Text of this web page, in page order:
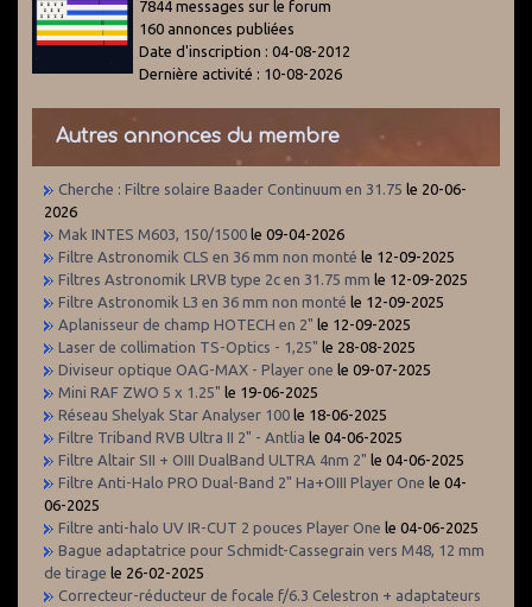
7844 messages sur le forum
160 annonces publiées
Date d'inscription : 04-08-2012
Dernière activité : 10-08-2026
Autres annonces du membre
Cherche : Filtre solaire Baader Continuum en 31.75 le 20-06-
2026
Mak INTES M603, 150/1500 le 09-04-2026
Filtre Astronomik CLS en 36 mm non monté le 12-09-2025
Filtres Astronomik LRVB type 2c en 31.75 mm le 12-09-2025
Filtre Astronomik L3 en 36 mm non monté le 12-09-2025
Aplanisseur de champ HOTECH en 2" le 12-09-2025
Laser de collimation TS-Optics - 1,25" le 28-08-2025
Diviseur optique OAG-MAX - Player one le 09-07-2025
Mini RAF ZWO 5 x 1.25" le 19-06-2025
Réseau Shelyak Star Analyser 100 le 18-06-2025
Filtre Triband RVB Ultra II 2" - Antlia le 04-06-2025
Filtre Altair SII + OIII DualBand ULTRA 4nm 2" le 04-06-2025
Filtre Anti-Halo PRO Dual-Band 2" Ha+OIII Player One le 04-
06-2025
Filtre anti-halo UV IR-CUT 2 pouces Player One le 04-06-2025
Bague adaptatrice pour Schmidt-Cassegrain vers M48, 12 mm
de tirage le 26-02-2025
Correcteur-réducteur de focale f/6.3 Celestron + adaptateurs